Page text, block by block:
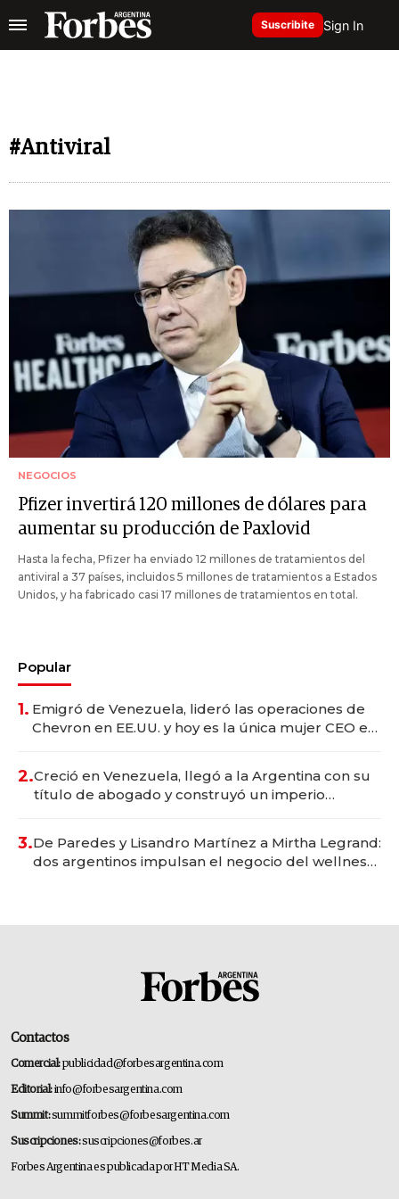
Suscribite Sign In
#Antiviral
NEGOCIOS
Pfizer invertirá 120 millones de dólares para
aumentar su producción de Paxlovid
Hasta la fecha, Pfizer ha enviado 12 millones de tratamientos del
antiviral a 37 países, incluidos 5 millones de tratamientos a Estados
Unidos, y ha fabricado casi 17 millones de tratamientos en total.
Popular
1. Emigró de Venezuela, lideró las operaciones de
Chevron en EE.UU. y hoy es la única mujer CEO en
2.Creció en Venezuela, llegó a la Argentina con su
título de abogado y construyó un imperio
3.De Paredes y Lisandro Martínez a Mirtha Legrand:
dos argentinos impulsan el negocio del wellness
Contactos
Comercial:publicidad@forbesargentina.com
Editorial:info@forbesargentina.com
Summit:summitforbes@forbesargentina.com
Suscripciones:suscripciones@forbes.ar
Forbes Argentina es publicada por HT Media SA.